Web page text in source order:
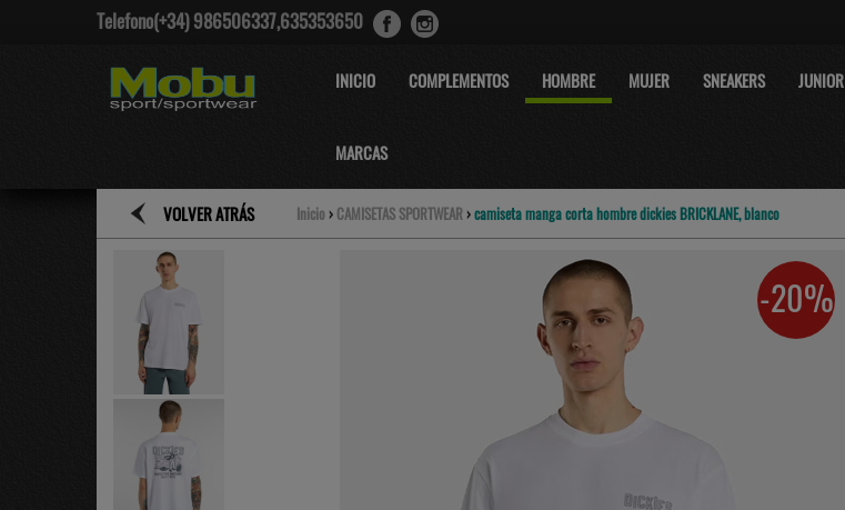
Telefono(+34) 986506337,635353650
INICIO COMPLEMENTOS HOMBRE MUJER SNEAKERS JUNIOR
MARCAS
VOLVER ATRÁS Inicio › CAMISETAS SPORTWEAR ›camiseta manga corta hombre dickies BRICKLANE, blanco
-20%